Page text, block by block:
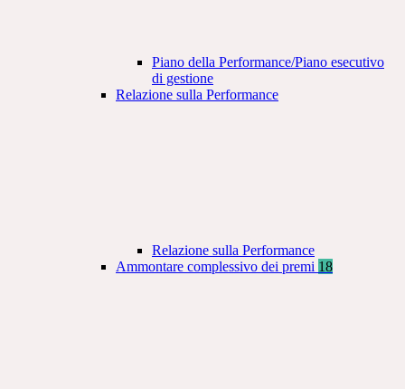
Piano della Performance/Piano esecutivo
di gestione
Relazione sulla Performance
Relazione sulla Performance
Ammontare complessivo dei premi 18